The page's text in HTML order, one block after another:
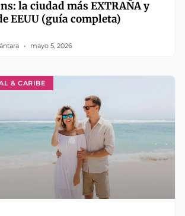
la ciudad más EXTRAÑA y
EEUU (guía completa)
mayo 5, 2026
& CARIBE